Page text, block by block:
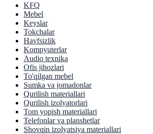
KFQ
Mebel
Keyslar
Tokchalar
Havfsizlik
Kompyuterlar
Audio texnika
Ofis jihozlari
To'qilgan mebel
Sumka va jomadonlar
Qurilish materiallari
Qurilish izolyatorlari
Tom yopish materiallari
Telefonlar va planshetlar
Shovqin izolyatsiya materiallari